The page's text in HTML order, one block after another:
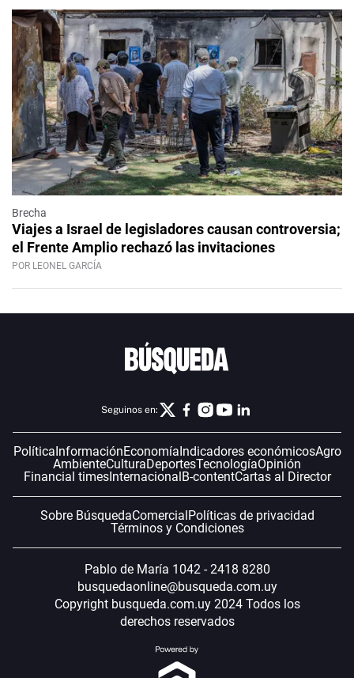
Brecha
Viajes a Israel de legisladores causan controversia;
el Frente Amplio rechazó las invitaciones
POR LEONEL GARCÍA
Seguinos en:
PolíticaInformaciónEconomíaIndicadores económicosAgro
AmbienteCulturaDeportesTecnologíaOpinión
Financial timesInternacionalB-contentCartas al Director
Sobre BúsquedaComercialPolíticas de privacidad
Términos y Condiciones
Pablo de María 1042 - 2418 8280
busquedaonline@busqueda.com.uy
Copyright busqueda.com.uy 2024 Todos los
derechos reservados